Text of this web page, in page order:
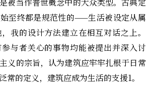
被当作普世概念中的大众类型。古典定
至终都是规范性的——生活被设定从属
我的设计方法建立在相互对话之上。
与者关心的事物均能被提出并深入讨
义的宗旨，认为建筑应牢牢扎根于日常
常的定义，建筑应成为生活的支援1。